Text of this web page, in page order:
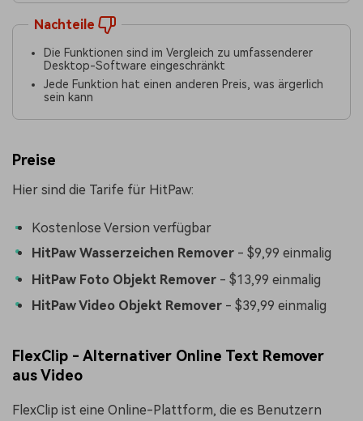
Nachteile
Die Funktionen sind im Vergleich zu umfassenderer
Desktop-Software eingeschränkt
Jede Funktion hat einen anderen Preis, was ärgerlich
sein kann
Preise
Hier sind die Tarife für HitPaw:
Kostenlose Version verfügbar
HitPaw Wasserzeichen Remover - $9,99 einmalig
HitPaw Foto Objekt Remover - $13,99 einmalig
HitPaw Video Objekt Remover - $39,99 einmalig
FlexClip - Alternativer Online Text Remover
aus Video
FlexClip ist eine Online-Plattform, die es Benutzern